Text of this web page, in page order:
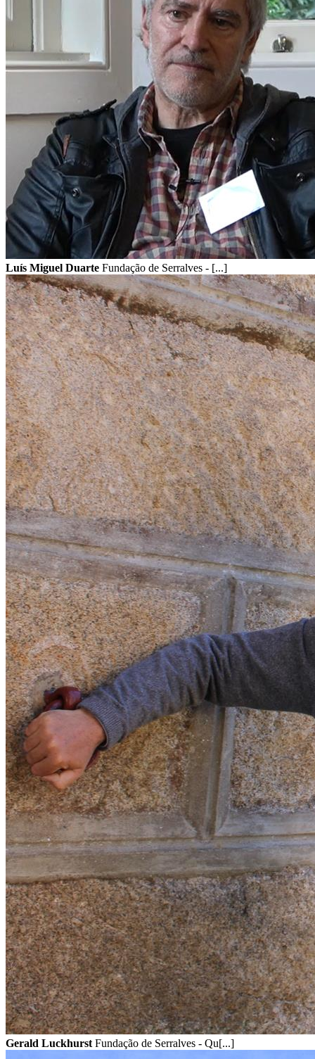
Luís Miguel Duarte Fundação de Serralves - [...]
Gerald Luckhurst Fundação de Serralves - Qu[...]